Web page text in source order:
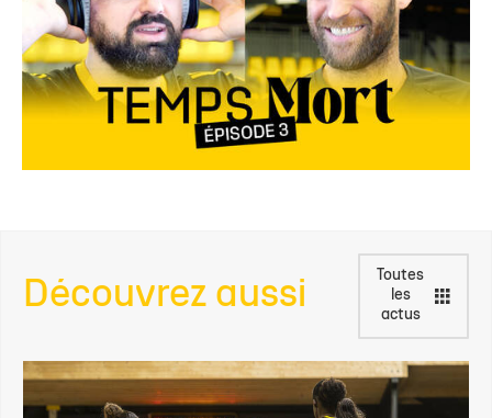
Découvrez aussi
Toutes
les
actus